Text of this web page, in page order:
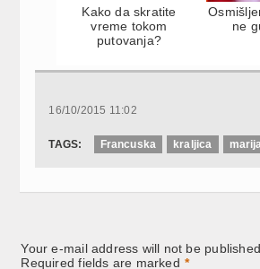
Kako da skratite
vreme tokom
putovanja?
ne
16/10/2015 11:02
TAGS: Francuska kraljica
Your e-mail address will not be published.
Required fields are marked *